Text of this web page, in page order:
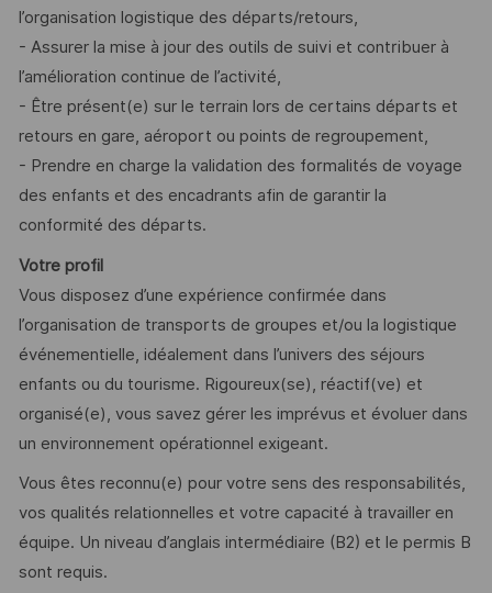
l’organisation logistique des départs/retours,
- Assurer la mise à jour des outils de suivi et contribuer à
l’amélioration continue de l’activité,
- Être présent(e) sur le terrain lors de certains départs et
retours en gare, aéroport ou points de regroupement,
- Prendre en charge la validation des formalités de voyage
des enfants et des encadrants afin de garantir la
conformité des départs.
Votre profil
Vous disposez d’une expérience confirmée dans
l’organisation de transports de groupes et/ou la logistique
événementielle, idéalement dans l’univers des séjours
enfants ou du tourisme. Rigoureux(se), réactif(ve) et
organisé(e), vous savez gérer les imprévus et évoluer dans
un environnement opérationnel exigeant.
Vous êtes reconnu(e) pour votre sens des responsabilités,
vos qualités relationnelles et votre capacité à travailler en
équipe. Un niveau d’anglais intermédiaire (B2) et le permis B
sont requis.